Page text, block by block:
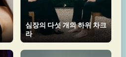
심장의 다섯 개의 하위 차크
라